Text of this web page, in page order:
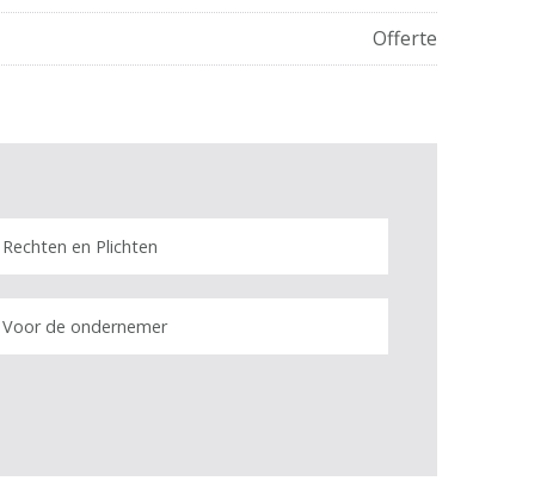
Offerte
Rechten en Plichten
Voor de ondernemer